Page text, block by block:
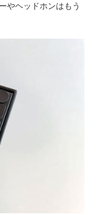
やヘッドホンはもう